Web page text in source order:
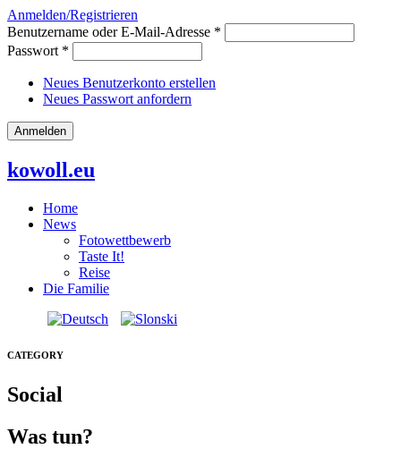
Anmelden/Registrieren
Benutzername oder E-Mail-Adresse *
Passwort *
Neues Benutzerkonto erstellen
Neues Passwort anfordern
kowoll.eu
Home
News
Fotowettbewerb
Taste It!
Reise
Die Familie
CATEGORY
Social
Was tun?